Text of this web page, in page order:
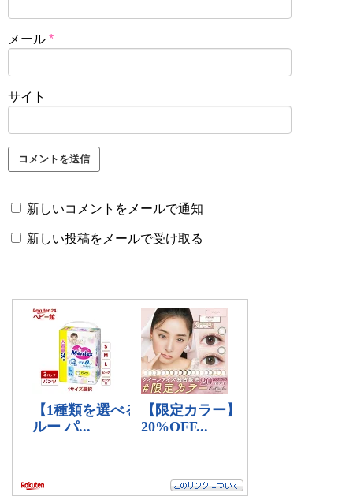
メール *
サイト
新しいコメントをメールで通知
新しい投稿をメールで受け取る